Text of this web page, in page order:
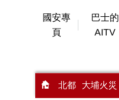
國安專
頁
巴士的
AITV
北都 大埔火災